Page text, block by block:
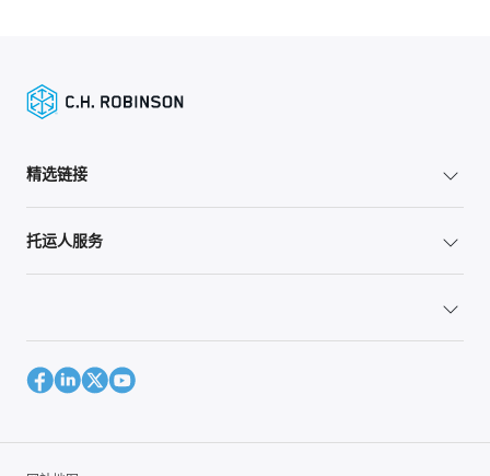
精选链接
托运人服务